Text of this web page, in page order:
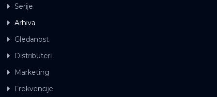
Serije
Arhiva
Gledanost
Distributeri
Marketing
Frekvencije